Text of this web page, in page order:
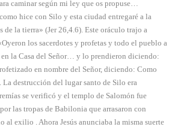
caminar según mi ley que os propuse…
hice con Silo y esta ciudad entregaré a la
de la tierra» (Jer 26,4.6). Este oráculo trajo a
los sacerdotes y profetas y todo el pueblo a
en la Casa del Señor… y lo prendieron diciendo:
en nombre del Señor, diciendo: Como
La destrucción del lugar santo de Silo era
se verificó y el templo de Salomón fue
las tropas de Babilonia que arrasaron con
al exilio . Ahora Jesús anunciaba la misma suerte